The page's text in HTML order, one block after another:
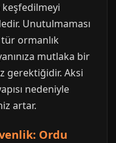
Unutulmaması
ormanlık
mutlaka bir
gerektiğidir. Aksi
nedeniyle
artar.
Ordu